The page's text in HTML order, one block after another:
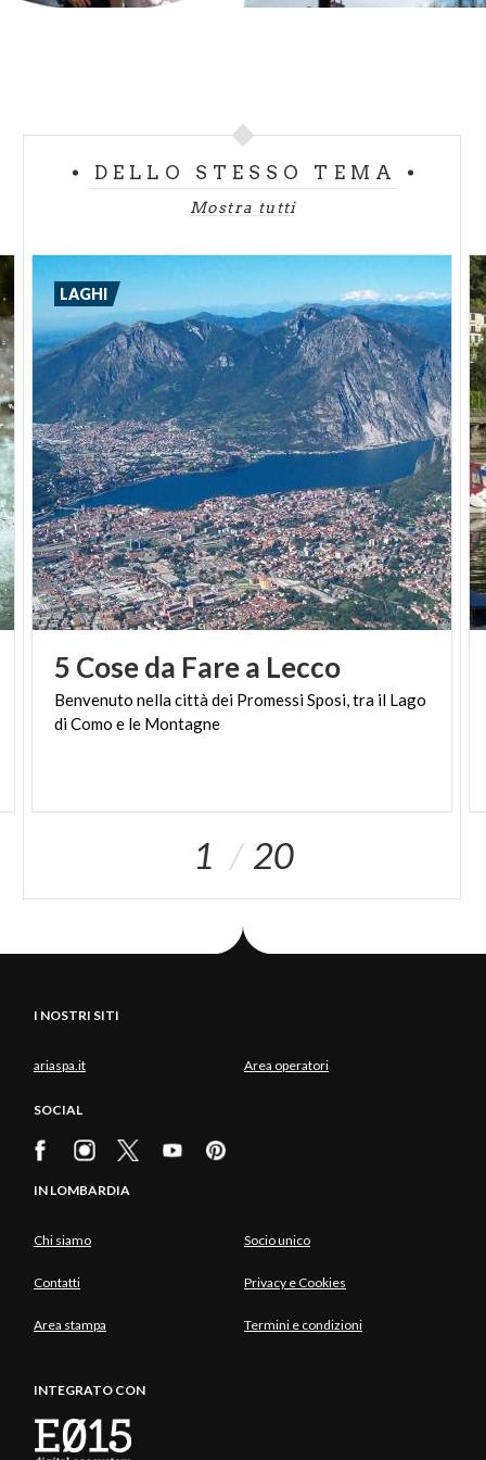
disponibilità dei posti e l’acquisto del supplemento
DELLO STESSO TEMA
Mostra tutti
5 Coseda Farea Lecco
Benvenuto nellacittàdei PromessiSposi,tra il Lago
diComo e le Montagne
LAGHI
1 20
I NOSTRI SITI
ariaspa.it Area operatori
SOCIAL
IN LOMBARDIA
Chi siamo Socio unico
Contatti Privacy e Cookies
Area stampa Termini e condizioni
INTEGRATO CON